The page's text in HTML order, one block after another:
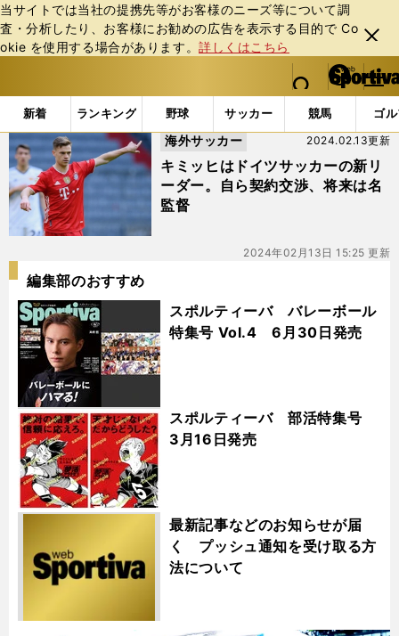
当サイトでは当社の提携先等がお客様のニーズ等について調
査・分析したり、お客様にお勧めの広告を表⽰する⽬的で Co
okie を使⽤する場合があります。詳しくはこちら
閉じ
る
web Sportiva (webスポルティーバ)
検索
マイペ
ー
ジ
メニュ
新着 ランキング 野球 サッカー 競馬 ゴ
b
ス
ポ
ル
テ
ィ
ー
バ
「#リーダーシップ」の最新ニュース・ 情報
キミッヒはドイツサッカーの新リ
ーダー。自ら契約交渉、将来は名
監督
2024.02.13更新
海外サッカー
2024年02月13日 15:25 更新
編集部のおすすめ
スポルティーバ バレーボール
特集号 Vol.4 6月30日発売
スポルティーバ 部活特集号
3月16日発売
最新記事などのお知らせが届
く プッシュ通知を受け取る方
法について